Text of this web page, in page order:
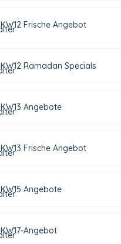
KW12 Frische Angebot
KW12 Ramadan Specials
KW13 Angebote
KW13 Frische Angebot
KW15 Angebote
KW17-Angebot